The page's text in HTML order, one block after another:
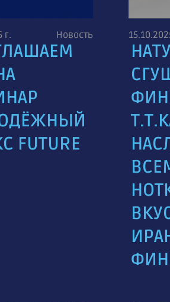
г. Новость
FUTURE